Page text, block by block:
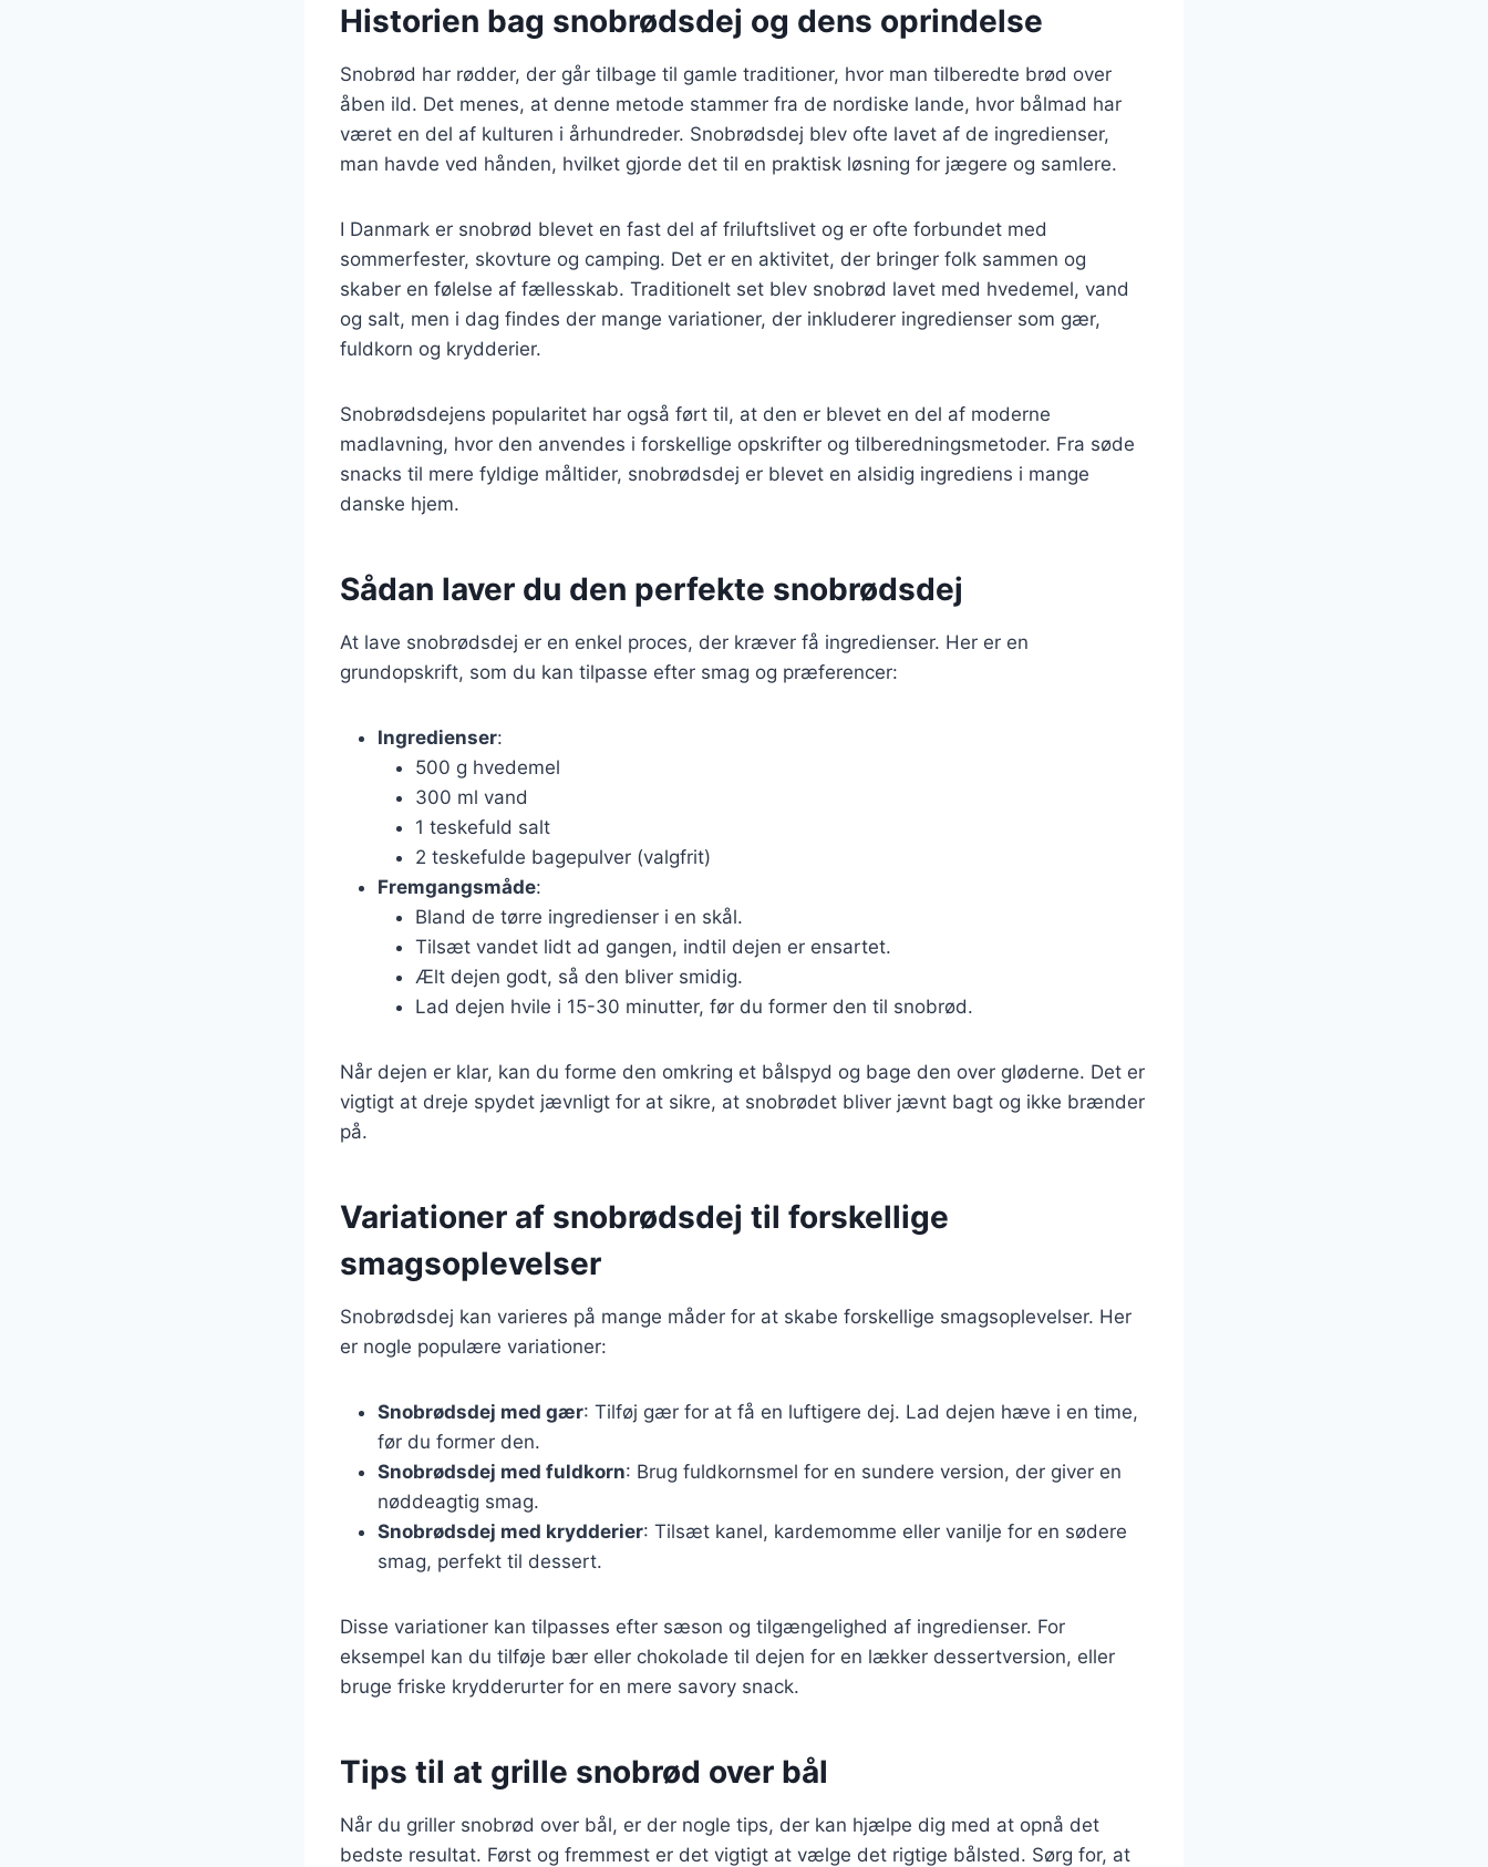
Historien bag snobrødsdej og dens oprindelse
Snobrød har rødder, der går tilbage til gamle traditioner, hvor man tilberedte brød over
åben ild. Det menes, at denne metode stammer fra de nordiske lande, hvor bålmad har
været en del af kulturen i århundreder. Snobrødsdej blev ofte lavet af de ingredienser,
man havde ved hånden, hvilket gjorde det til en praktisk løsning for jægere og samlere.
I Danmark er snobrød blevet en fast del af friluftslivet og er ofte forbundet med
sommerfester, skovture og camping. Det er en aktivitet, der bringer folk sammen og
skaber en følelse af fællesskab. Traditionelt set blev snobrød lavet med hvedemel, vand
og salt, men i dag findes der mange variationer, der inkluderer ingredienser som gær,
fuldkorn og krydderier.
Snobrødsdejens popularitet har også ført til, at den er blevet en del af moderne
madlavning, hvor den anvendes i forskellige opskrifter og tilberedningsmetoder. Fra søde
snacks til mere fyldige måltider, snobrødsdej er blevet en alsidig ingrediens i mange
danske hjem.
Sådan laver du den perfekte snobrødsdej
At lave snobrødsdej er en enkel proces, der kræver få ingredienser. Her er en
grundopskrift, som du kan tilpasse efter smag og præferencer:
Ingredienser:
500 g hvedemel
300 ml vand
1 teskefuld salt
2 teskefulde bagepulver (valgfrit)
Fremgangsmåde:
Bland de tørre ingredienser i en skål.
Tilsæt vandet lidt ad gangen, indtil dejen er ensartet.
Ælt dejen godt, så den bliver smidig.
Lad dejen hvile i 15-30 minutter, før du former den til snobrød.
Når dejen er klar, kan du forme den omkring et bålspyd og bage den over gløderne. Det er
vigtigt at dreje spydet jævnligt for at sikre, at snobrødet bliver jævnt bagt og ikke brænder
på.
Variationer af snobrødsdej til forskellige
smagsoplevelser
Snobrødsdej kan varieres på mange måder for at skabe forskellige smagsoplevelser. Her
er nogle populære variationer:
Snobrødsdej med gær: Tilføj gær for at få en luftigere dej. Lad dejen hæve i en time,
før du former den.
Snobrødsdej med fuldkorn: Brug fuldkornsmel for en sundere version, der giver en
nøddeagtig smag.
Snobrødsdej med krydderier: Tilsæt kanel, kardemomme eller vanilje for en sødere
smag, perfekt til dessert.
Disse variationer kan tilpasses efter sæson og tilgængelighed af ingredienser. For
eksempel kan du tilføje bær eller chokolade til dejen for en lækker dessertversion, eller
bruge friske krydderurter for en mere savory snack.
Tips til at grille snobrød over bål
Når du griller snobrød over bål, er der nogle tips, der kan hjælpe dig med at opnå det
bedste resultat. Først og fremmest er det vigtigt at vælge det rigtige bålsted. Sørg for, at